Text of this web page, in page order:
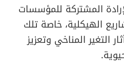
المشتركة للمؤسسات
الهيكلية، خاصة تلك
التغير المناخي وتعزيز